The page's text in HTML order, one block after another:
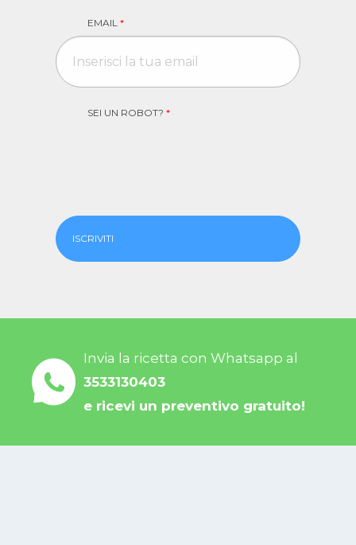
EMAIL *
SEI UN ROBOT? *
ISCRIVITI
Invia la ricetta con Whatsapp al
3533130403
e ricevi un preventivo gratuito!